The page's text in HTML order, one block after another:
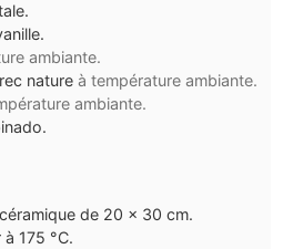
ambiante.
nature à température ambiante.
ambiante.
de 20 x 30 cm.
175 °C.